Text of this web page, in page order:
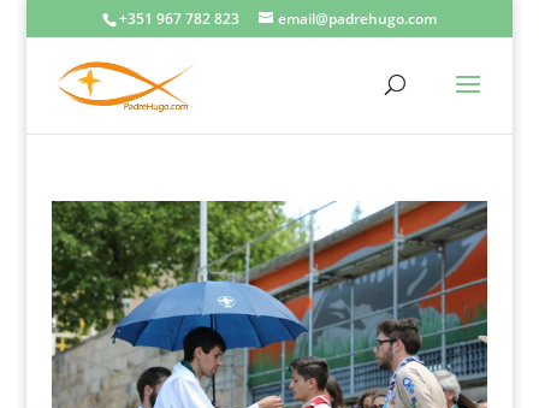
+351 967 782 823 email@padrehugo.com